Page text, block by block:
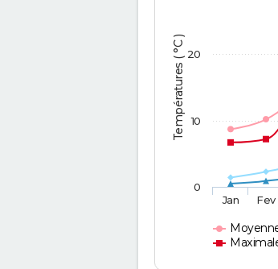
Températures ( °C )
Jan Fev
0
10
20